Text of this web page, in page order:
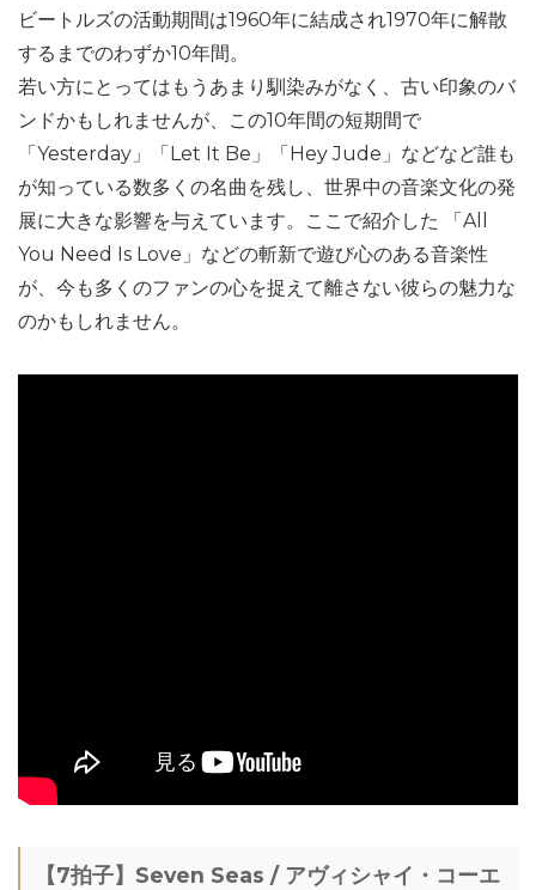
ビートルズの活動期間は1960年に結成され1970年に解散
するまでのわずか10年間。
若い方にとってはもうあまり馴染みがなく、古い印象のバ
ンドかもしれませんが、この10年間の短期間で
「Yesterday」「Let It Be」「Hey Jude」などなど誰も
が知っている数多くの名曲を残し、世界中の音楽文化の発
展に大きな影響を与えています。ここで紹介した 「All
You Need Is Love」などの斬新で遊び心のある音楽性
が、今も多くのファンの心を捉えて離さない彼らの魅力な
のかもしれません。
【7拍子】Seven Seas / アヴィシャイ・コーエ